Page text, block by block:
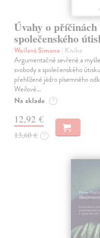
Úvahy o příčinách
společenského
Weilová Simone | Kniha
Argumentačně sevřené a
svobody a společenského
přehlížené jádro písemného
Weilové…
Na sklade ?
12,92 €
13,60 € ?